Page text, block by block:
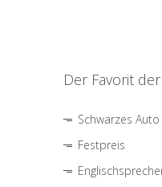
Der Favorit
Schwarzes
Festpreis